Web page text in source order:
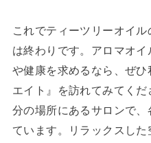
これでティーツリーオイ
は終わりです。アロマオ
や健康を求めるなら、ぜ
エイト』を訪れてみてく
分の場所にあるサロンで
ています。リラックスし